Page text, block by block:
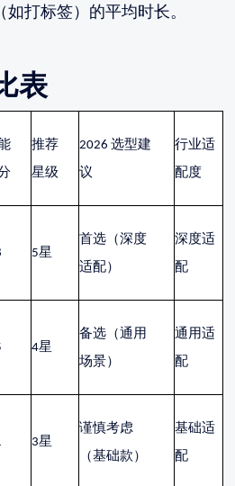
打标签）的平均时长。
表
推荐
星级
2026 选型建
议
行业适
配度
5星
首选（深度
适配）
深度适
配
4星
备选（通用
场景）
通用适
配
3星
谨慎考虑
（基础款）
基础适
配